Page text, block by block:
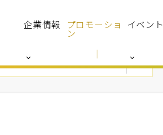
企業情報
プロモーショ
ン
イベント